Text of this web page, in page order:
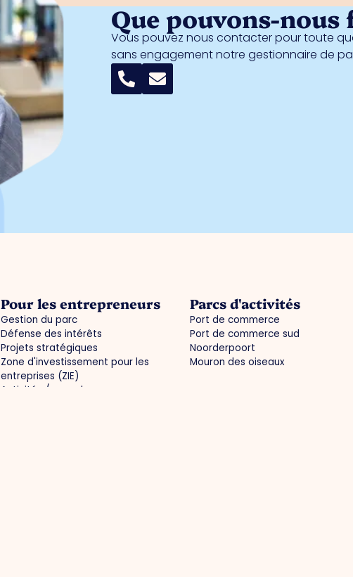
Que pouvons-nous
Vous pouvez nous contacter pour toute
sans engagement notre gestionnaire de
Pour les entrepreneurs
Gestion du parc
Défense des intérêts
Projets stratégiques
Zone d'investissement pour les
entreprises (ZIE)
Activités / agenda
Parcs d'activités
Port de commerce
Port de commerce sud
Noorderpoort
Mouron des oiseaux